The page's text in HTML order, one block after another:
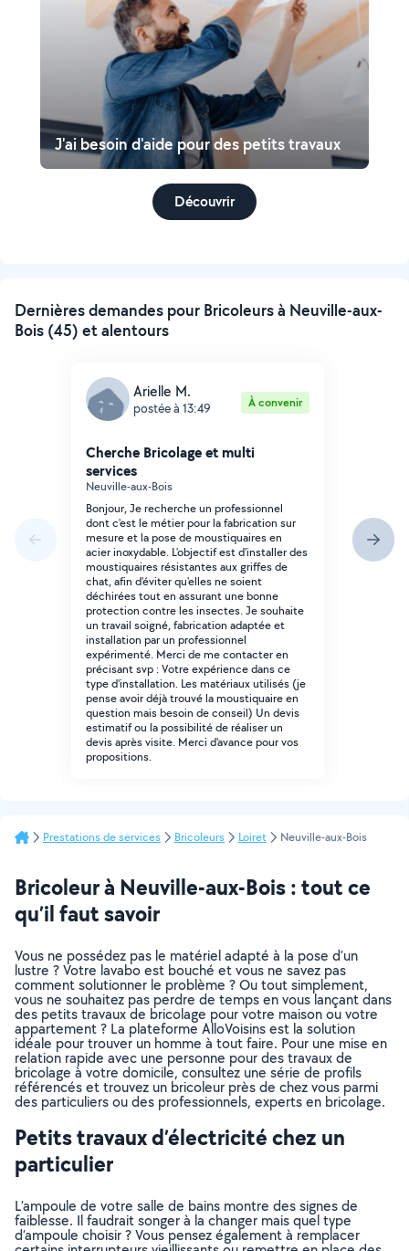
J'ai besoin d'aide pour des petits travaux
Découvrir
Dernières demandes pour Bricoleurs à Neuville-aux-
Bois (45) et alentours
Arielle M.
postée à 13:49 À convenir
Cherche Bricolage et multi
services
Neuville-aux-Bois
Bonjour, Je recherche un professionnel
dont c'est le métier pour la fabrication sur
mesure et la pose de moustiquaires en
acier inoxydable. L'objectif est d'installer des
moustiquaires résistantes aux griffes de
chat, afin d'éviter qu'elles ne soient
déchirées tout en assurant une bonne
protection contre les insectes. Je souhaite
un travail soigné, fabrication adaptée et
installation par un professionnel
expérimenté. Merci de me contacter en
précisant svp : Votre expérience dans ce
type d'installation. Les matériaux utilisés (je
pense avoir déjà trouvé la moustiquaire en
question mais besoin de conseil) Un devis
estimatif ou la possibilité de réaliser un
devis après visite. Merci d'avance pour vos
propositions.
Prestations de services Bricoleurs Loiret Neuville-aux-Bois
Bricoleur à Neuville-aux-Bois : tout ce
qu’il faut savoir
Vous ne possédez pas le matériel adapté à la pose d’un
lustre ? Votre lavabo est bouché et vous ne savez pas
comment solutionner le problème ? Ou tout simplement,
vous ne souhaitez pas perdre de temps en vous lançant dans
des petits travaux de bricolage pour votre maison ou votre
appartement ? La plateforme AlloVoisins est la solution
idéale pour trouver un homme à tout faire. Pour une mise en
relation rapide avec une personne pour des travaux de
bricolage à votre domicile, consultez une série de profils
référencés et trouvez un bricoleur près de chez vous parmi
des particuliers ou des professionnels, experts en bricolage.
Petits travaux d’électricité chez un
particulier
L’ampoule de votre salle de bains montre des signes de
faiblesse. Il faudrait songer à la changer mais quel type
d’ampoule choisir ? Vous pensez également à remplacer